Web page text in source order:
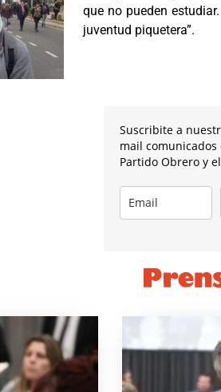
que no pueden
juventud piquetera”.
Suscribite a
mail
Partido Obrero y